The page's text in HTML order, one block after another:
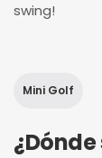
swing!
Mini Golf